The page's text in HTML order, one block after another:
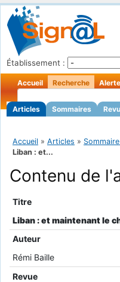
Établissement :
Accueil Recherche
Articles Sommaires
Accueil » Articles »
Liban : et...
Contenu de
Titre
Liban : et maintenant le
Auteur
Rémi Baille
Revue